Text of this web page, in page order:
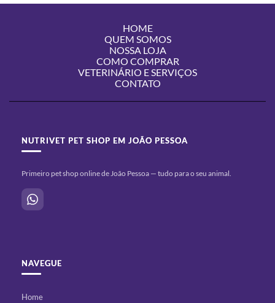
HOME
QUEM SOMOS
NOSSA LOJA
COMO COMPRAR
VETERINÁRIO E SERVIÇOS
CONTATO
NUTRIVET PET SHOP EM JOÃO PESSOA
Primeiro pet shop online de João Pessoa — tudo para o seu animal.
NAVEGUE
Home